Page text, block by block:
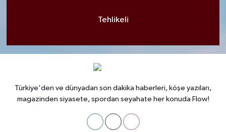
Tehlikeli
Türkiye'den ve dünyadan son dakika haberleri, köşe yazıları,
magazinden siyasete, spordan seyahate her konuda Flow!